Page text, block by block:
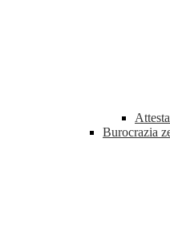
Burocrazia